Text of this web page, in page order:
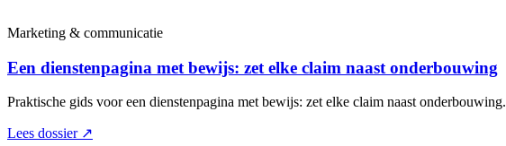
Marketing & communicatie
Een dienstenpagina met bewijs: zet elke claim naast onderbouwing
Praktische gids voor een dienstenpagina met bewijs: zet elke claim naast onderbouwing.
Lees dossier ↗